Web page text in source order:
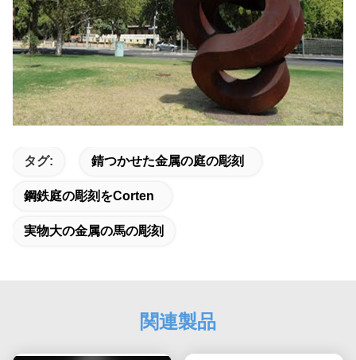
タグ: 錆つかせた金属の庭の彫刻
鋼鉄庭の彫刻をcorten
実物大の金属の馬の彫刻
関連製品